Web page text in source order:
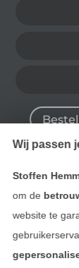
Wij passen
Stoffen
om de
website te